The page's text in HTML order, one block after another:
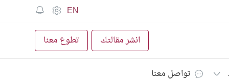
EN
انشر مقالتك تطوع معنا
تواصل معنا